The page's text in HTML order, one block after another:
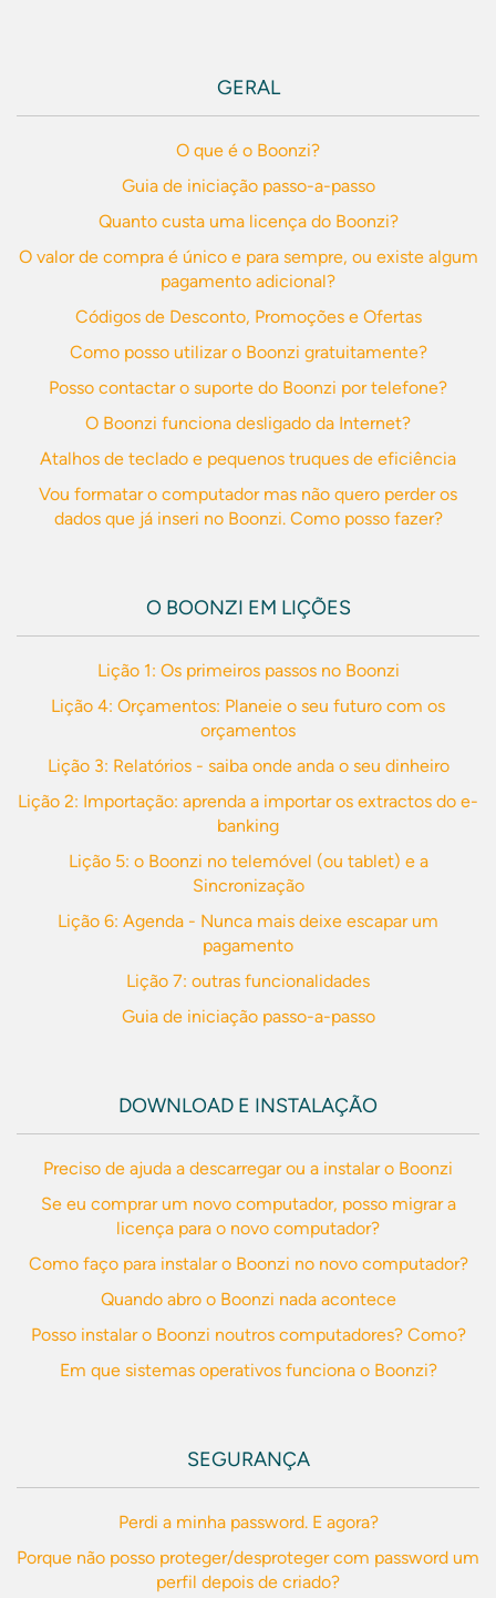
GERAL
O que é o Boonzi?
Guia de iniciação passo-a-passo
Quanto custa uma licença do Boonzi?
O valor de compra é único e para sempre, ou existe algum
pagamento adicional?
Códigos de Desconto, Promoções e Ofertas
Como posso utilizar o Boonzi gratuitamente?
Posso contactar o suporte do Boonzi por telefone?
O Boonzi funciona desligado da Internet?
Atalhos de teclado e pequenos truques de eficiência
Vou formatar o computador mas não quero perder os
dados que já inseri no Boonzi. Como posso fazer?
O BOONZI EM LIÇÕES
Lição 1: Os primeiros passos no Boonzi
Lição 4: Orçamentos: Planeie o seu futuro com os
orçamentos
Lição 3: Relatórios - saiba onde anda o seu dinheiro
Lição 2: Importação: aprenda a importar os extractos do e-
banking
Lição 5: o Boonzi no telemóvel (ou tablet) e a
Sincronização
Lição 6: Agenda - Nunca mais deixe escapar um
pagamento
Lição 7: outras funcionalidades
Guia de iniciação passo-a-passo
DOWNLOAD E INSTALAÇÃO
Preciso de ajuda a descarregar ou a instalar o Boonzi
Se eu comprar um novo computador, posso migrar a
licença para o novo computador?
Como faço para instalar o Boonzi no novo computador?
Quando abro o Boonzi nada acontece
Posso instalar o Boonzi noutros computadores? Como?
Em que sistemas operativos funciona o Boonzi?
SEGURANÇA
Perdi a minha password. E agora?
Porque não posso proteger/desproteger com password um
perfil depois de criado?